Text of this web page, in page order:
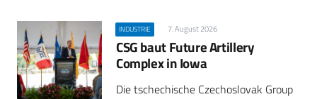
INDUSTRIE 7. August 2026
CSG baut Future Artillery
Complex in Iowa
Die tschechische Czechoslovak Group